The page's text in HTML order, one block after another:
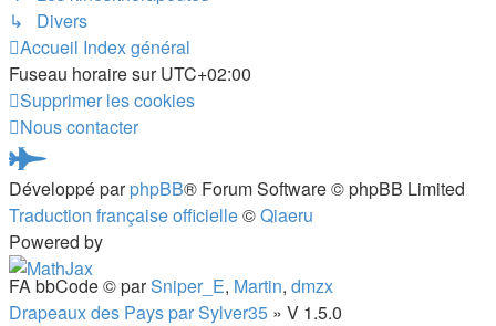
↳ Divers
Accueil Index général
Fuseau horaire surUTC+02:00
Supprimer les cookies
Nous contacter
Pardus.at
(S’ouvre
dans
un
nouvel
Développé parphpBB® Forum Software © phpBB Limited
Traduction française officielle©Qiaeru
Powered by
FA bbCode ©parSniper_E, Martin, dmzx
Drapeaux des Pays par Sylver35 » V 1.5.0